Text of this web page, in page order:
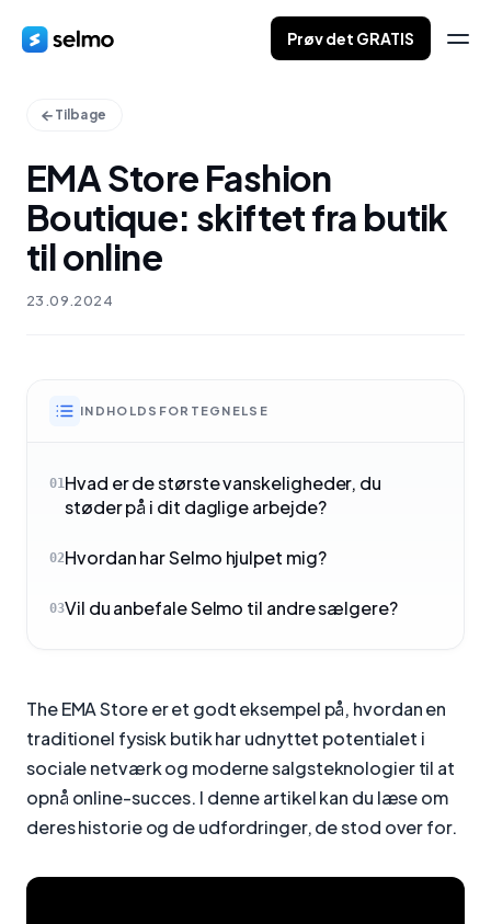
Prøv det GRATIS
Tilbage
EMA Store Fashion
Boutique: skiftet fra butik
til online
23.09.2024
INDHOLDSFORTEGNELSE
01Hvad er de største vanskeligheder, du
støder på i dit daglige arbejde?
02Hvordan har Selmo hjulpet mig?
03Vil du anbefale Selmo til andre sælgere?
The EMA Store er et godt eksempel på, hvordan en
traditionel fysisk butik har udnyttet potentialet i
sociale netværk og moderne salgsteknologier til at
opnå online-succes. I denne artikel kan du læse om
deres historie og de udfordringer, de stod over for.